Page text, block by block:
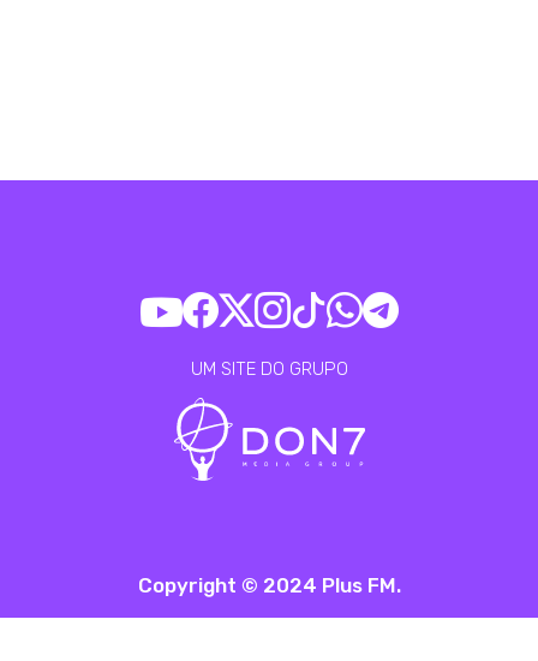
UM SITE DO GRUPO
Copyright © 2024 Plus FM.